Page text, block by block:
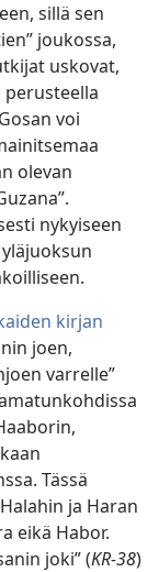
sillä sen
joukossa,
uskovat,
voi
olevan
nykyiseen
kirjan
joen,
varrelle”
Tässä
ja Haran
eikä Habor.
joki” (KR-38)